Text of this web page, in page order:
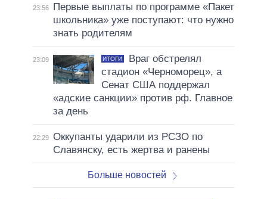
23:56
Первые выплаты по программе «Пакет
школьника» уже поступают: что нужно
знать родителям
23:09 ИТОГИ
Враг обстрелял
стадион «Черноморец», а
Сенат США поддержал
«адские санкции» против рф. Главное
за день
22:29 Оккупанты ударили из РСЗО по
Славянску, есть жертва и ранены
Больше новостей